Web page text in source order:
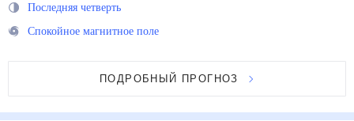
Последняя четверть
Спокойное магнитное поле
ПОДРОБНЫЙ ПРОГНОЗ